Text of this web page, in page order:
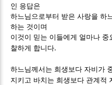
인 응답은
하느님으로부터 받은 사랑을 하
하는 것이며
이것이 믿는 이들에게 얼마나
찰하게 합니다.
하느님께서는 희생보다 자비가
지키고 바치는 희생보다 관계적